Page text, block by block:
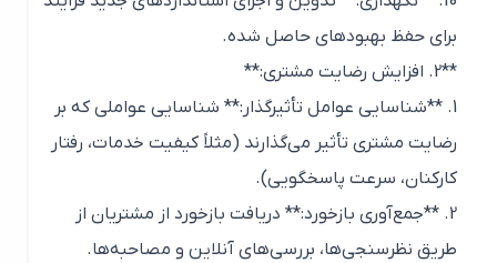
برای حفظ بهبودهای حاصل شده.
1. **شناسایی عوامل تأثیرگذار:** شناسایی عواملی که بر
رضایت مشتری تأثیر می‌گذارند (مثلاً کیفیت خدمات، رفتار
کارکنان، سرعت پاسخگویی).
2. **جمع‌آوری بازخورد:** دریافت بازخورد از مشتریان از
طریق نظرسنجی‌ها، بررسی‌های آنلاین و مصاحبه‌ها.